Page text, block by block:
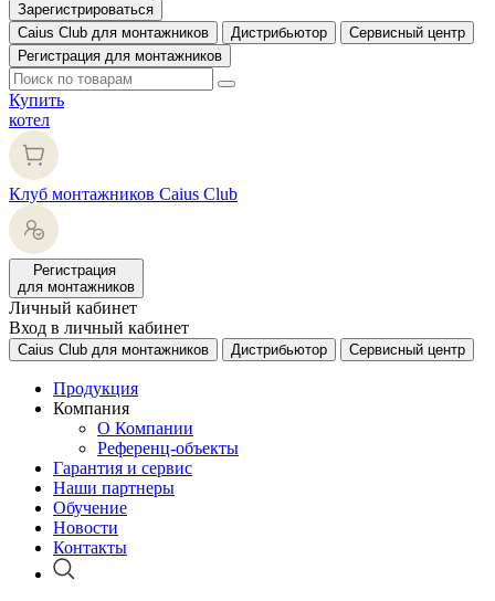
Зарегистрироваться
Caius Club для монтажников
Дистрибьютор
Сервисный центр
Регистрация для монтажников
Купить
котел
Клуб монтажников Caius Club
Регистрация
для монтажников
Личный кабинет
Вход в личный кабинет
Caius Club для монтажников Дистрибьютор Сервисный центр
Продукция
Компания
О Компании
Референц-объекты
Гарантия и сервис
Наши партнеры
Обучение
Новости
Контакты